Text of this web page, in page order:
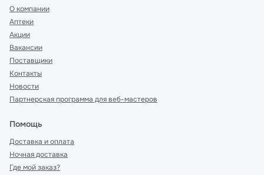
О компании
Аптеки
Акции
Вакансии
Поставщики
Контакты
Новости
Партнерская программа для веб-мастеров
Помощь
Доставка и оплата
Ночная доставка
Где мой заказ?